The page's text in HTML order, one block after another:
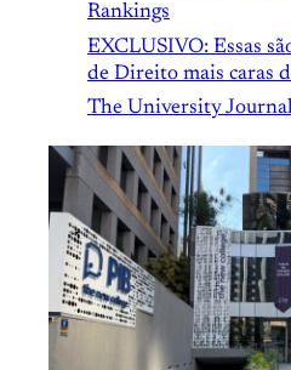
Rankings
EXCLUSIVO: Essas
de Direito mais caras
The University